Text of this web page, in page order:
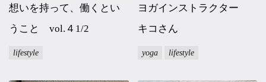
想いを持って、働くとい
うこと vol.４1/2
lifestyle
ヨガインストラクター
キコさん
yoga lifestyle